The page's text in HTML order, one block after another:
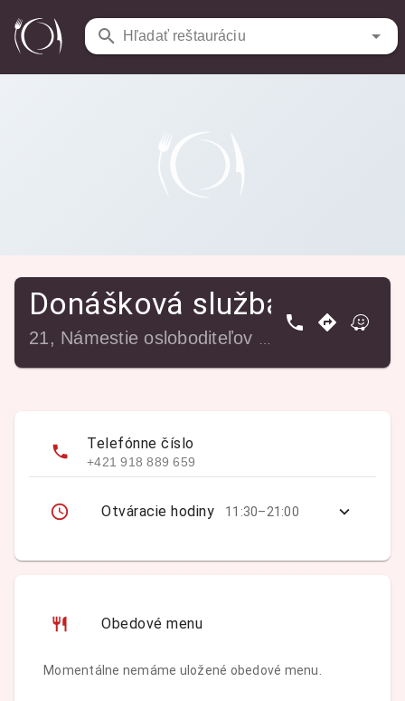
Hľadať reštauráciu
Reštaurácie /
Donášková služba Restaurant & Pizzeria
Donášková služba
Telefónne číslo
+421 918 889 659
Otváracie hodiny 11:30–21:00
Obedové menu
Momentálne nemáme uložené obedové menu.